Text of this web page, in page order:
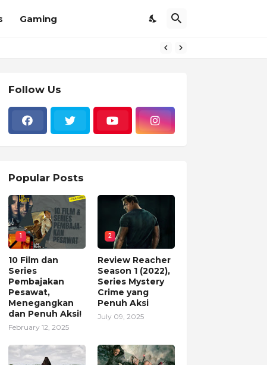
Gaming
Follow Us
Popular Posts
1
10 Film dan
Series
Pembajakan
Pesawat,
Menegangkan
dan Penuh Aksi!
February 12, 2025
2
Review Reacher
Season 1 (2022),
Series Mystery
Crime yang
Penuh Aksi
July 09, 2025